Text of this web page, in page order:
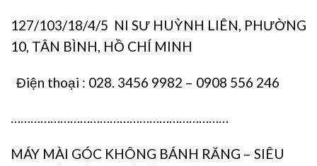
127/103/18/4/5 NI SƯ HUỲNH LIÊN, PHƯỜNG
10, TÂN BÌNH, HỒ CHÍ MINH
Điện thoại : 028. 3456 9982 – 0908 556 246
…………………………………………………………
MÁY MÀI GÓC KHÔNG BÁNH RĂNG – SIÊU